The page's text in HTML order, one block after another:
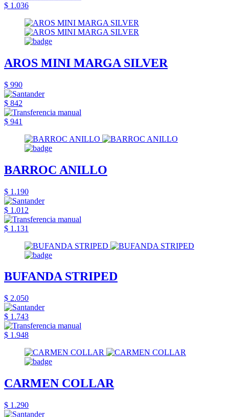
$ 1.036
AROS MINI MARGA SILVER
$ 990
$ 842
$ 941
BARROC ANILLO
$ 1.190
$ 1.012
$ 1.131
BUFANDA STRIPED
$ 2.050
$ 1.743
$ 1.948
CARMEN COLLAR
$ 1.290